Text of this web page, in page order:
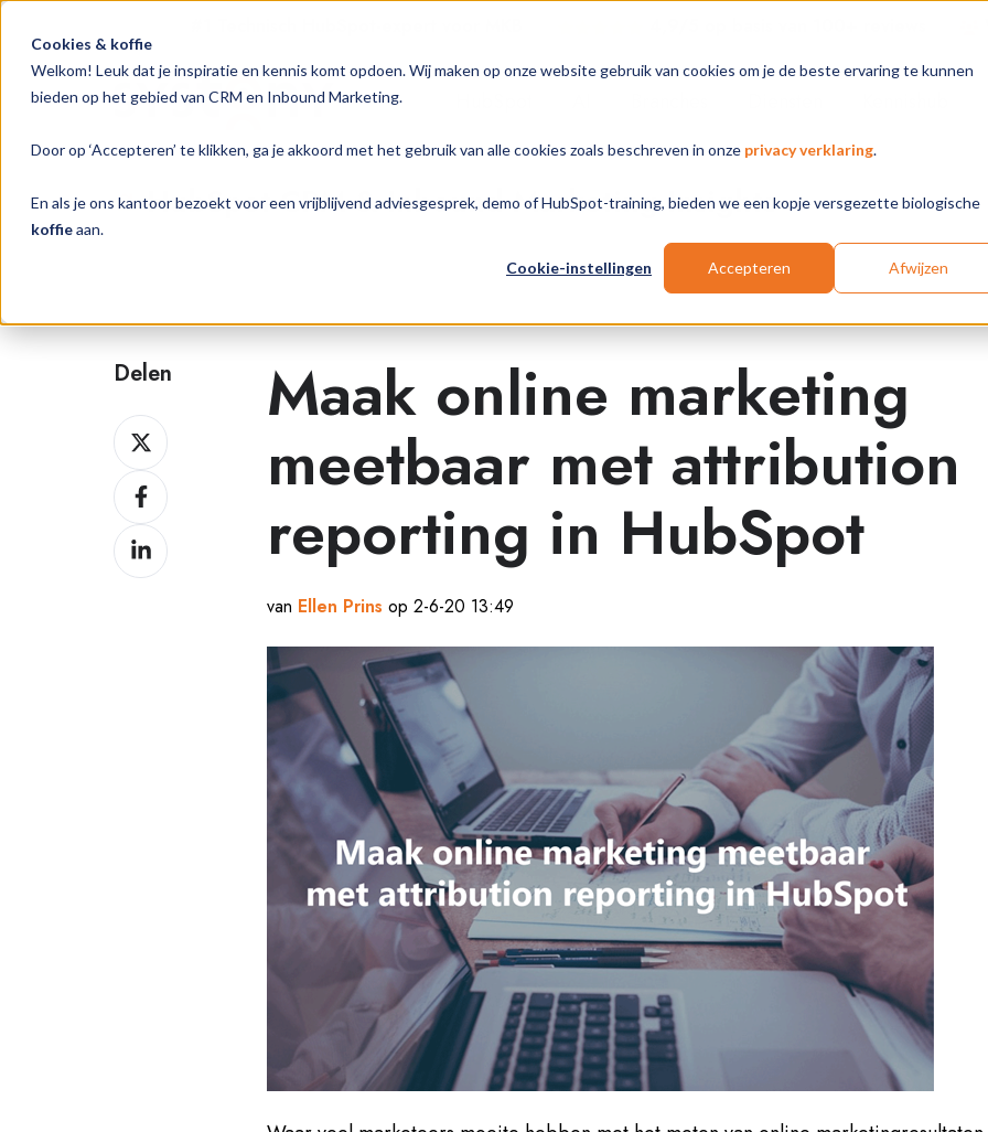
Cookies & koffie
Welkom! Leuk dat je inspiratie en kennis komt opdoen. Wij maken op onze website gebruik van cookies om je de beste ervaring te kunnen
bieden op het gebied van CRM en Inbound Marketing.
Door op ‘Accepteren’ te klikken, ga je akkoord met het gebruik van alle cookies zoals beschreven in onze privacy verklaring.
En als je ons kantoor bezoekt voor een vrijblijvend adviesgesprek, demo of HubSpot-training, bieden we een kopje versgezette biologische
koffieaan.
Cookie-instellingen Accepteren Afwijzen
HubSpot CRM & Inbound Marketing Insights
Delen
Delen
op
Twitter
Delen
op
Facebook
Delen
op
Maak online marketing
meetbaar met attribution
reporting in HubSpot
van Ellen Prins op 2-6-20 13:49